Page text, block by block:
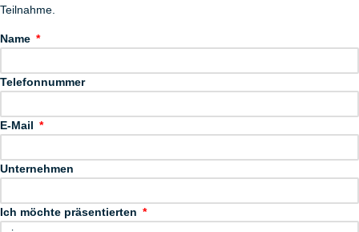
Teilnahme.
Name
Telefonnummer
E-Mail
Unternehmen
Ich möchte präsentierten